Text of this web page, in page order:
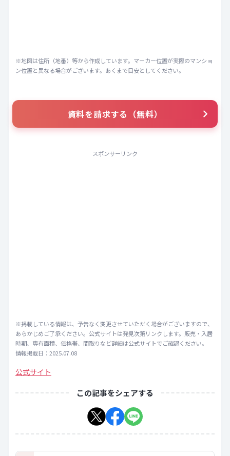
※地図は住所（地番）等から作成しています。マーカー位置が実際のマンショ
ン位置と異なる場合がございます。あくまで目安としてください。
資料を請求する（無料）
スポンサーリンク
※掲載している情報は、予告なく変更させていただく場合がございますので、
あらかじめご了承ください。公式サイトは発見次第リンクします。販売・入居
時期、専有面積、価格帯、間取りなど詳細は公式サイトでご確認ください。
情報掲載日：2025.07.08
公式サイト
この記事をシェアする